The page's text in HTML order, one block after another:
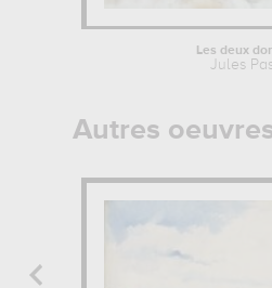
Les deux
Jules
Autres